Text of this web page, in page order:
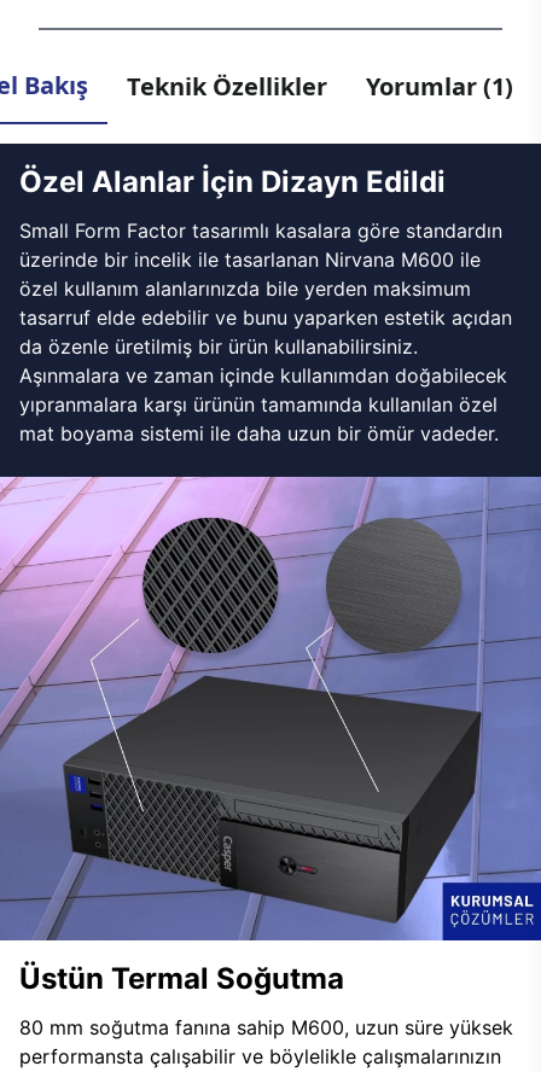
Bakış Teknik Özellikler Yorumlar (1)
Özel Alanlar İçin Dizayn Edildi
Small Form Factor tasarımlı kasalara göre standardın
üzerinde bir incelik ile tasarlanan Nirvana M600 ile
özel kullanım alanlarınızda bile yerden maksimum
tasarruf elde edebilir ve bunu yaparken estetik açıdan
da özenle üretilmiş bir ürün kullanabilirsiniz.
Aşınmalara ve zaman içinde kullanımdan doğabilecek
yıpranmalara karşı ürünün tamamında kullanılan özel
mat boyama sistemi ile daha uzun bir ömür vadeder.
Üstün Termal Soğutma
80 mm soğutma fanına sahip M600, uzun süre yüksek
performansta çalışabilir ve böylelikle çalışmalarınızın